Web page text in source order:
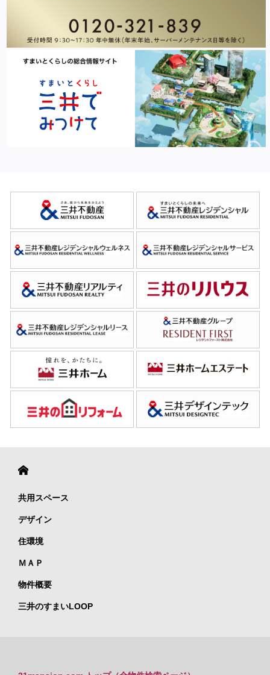
共用スペース
デザイン
住環境
ＭＡＰ
物件概要
三井のすまいLOOP